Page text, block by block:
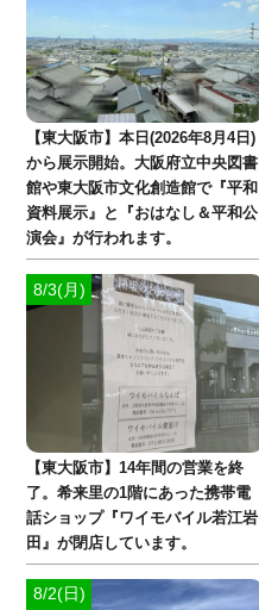
【東大阪市】本日(2026年8月4日)
から展示開始。大阪府立中央図書
館や東大阪市文化創造館で『平和
資料展示』と『おはなし＆平和公
演会』が行われます。
8/3(月)
【東大阪市】14年間の営業を終
了。希来里の1階にあった携帯電
話ショップ『ワイモバイル若江岩
田』が閉店しています。
8/2(日)